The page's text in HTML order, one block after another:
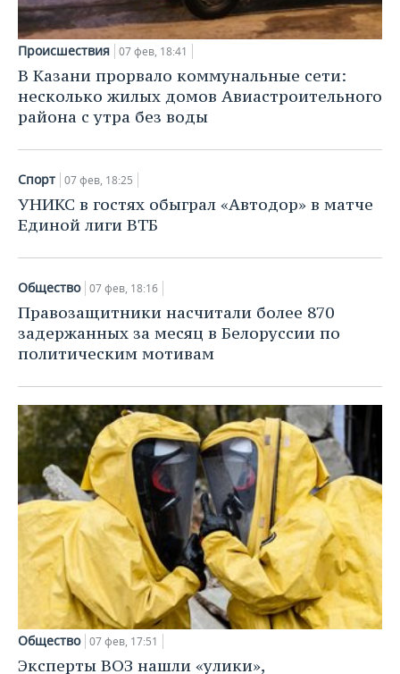
Происшествия 07 фев, 18:41
В Казани прорвало коммунальные сети:
несколько жилых домов Авиастроительного
района с утра без воды
Спорт 07 фев, 18:25
УНИКС в гостях обыграл «Автодор» в матче
Единой лиги ВТБ
Общество 07 фев, 18:16
Правозащитники насчитали более 870
задержанных за месяц в Белоруссии по
политическим мотивам
Общество 07 фев, 17:51
Эксперты ВОЗ нашли «улики»,